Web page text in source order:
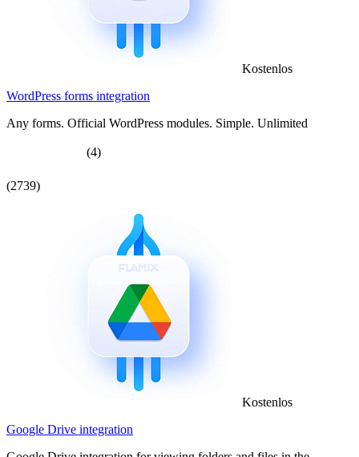
Kostenlos
WordPress forms integration
Any forms. Official WordPress modules. Simple. Unlimited
(4)
(2739)
Kostenlos
Google Drive integration